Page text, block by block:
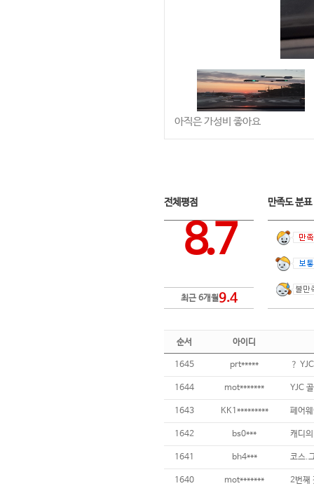
아직은 가성비 좋아요
전체평점
8.7
최근 6개월9.4
만족도 분
순서 아이디
1645 prt*****
1644 mot******* YJC
1643 KK1********* 페어
1642 bs0***
1641 bh4***
1640 mot******* 2번째